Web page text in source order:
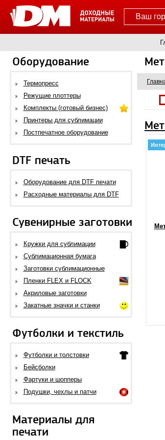
Ваш
Оборудование
Термопресс
Режущие плоттеры
Комплекты (готовый бизнес)
Принтеры для сублимации
Постпечатное оборудование
DTF печать
Оборудование для DTF печати
Расходные материалы для DTF
Сувенирные заготовки
Кружки для сублимации
Сублимационная бумага
Заготовки сублимационные
Пленки FLEX и FLOCK
Акриловые заготовки
Закатные значки и станки
Футболки и текстиль
Футболки и толстовки
Бейсболки
Фартуки и шопперы
Подушки, чехлы и патчи
Материалы для
печати